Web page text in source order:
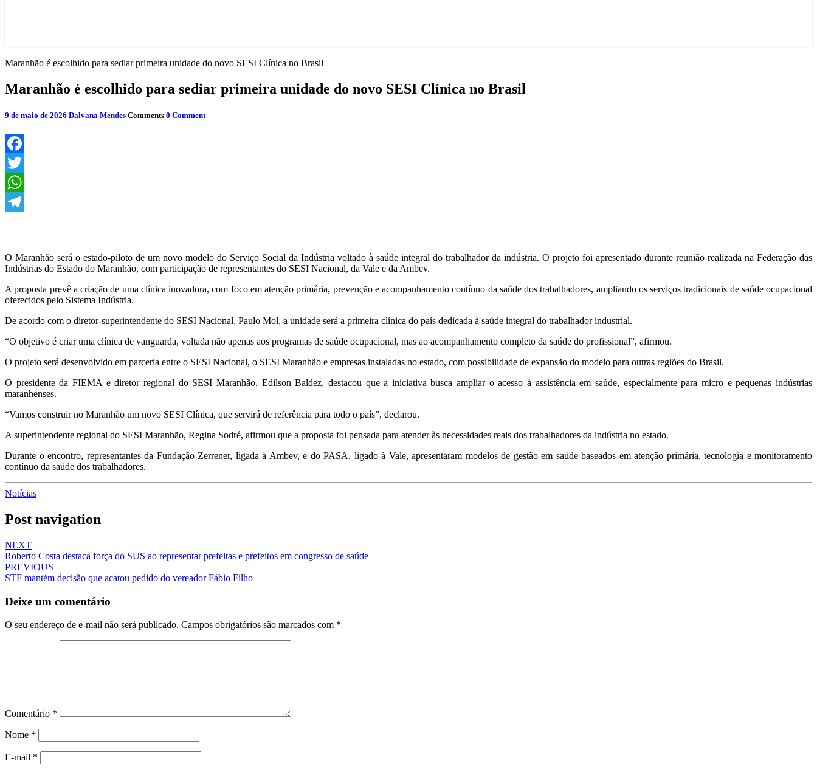
Maranhão é escolhido para sediar primeira unidade do novo SESI Clínica no Brasil
Maranhão é escolhido para sediar primeira unidade do novo SESI Clínica no Brasil
9 de maio de 2026 Dalvana Mendes Comments 0 Comment
Facebook
Twitter
WhatsApp
O Maranhão será o estado-piloto de um novo modelo do Serviço Social da Indústria voltado à saúde integral do trabalhador da indústria. O projeto foi apresentado durante reunião realizada na Federação das
Indústrias do Estado do Maranhão, com participação de representantes do SESI Nacional, da Vale e da Ambev.
A proposta prevê a criação de uma clínica inovadora, com foco em atenção primária, prevenção e acompanhamento contínuo da saúde dos trabalhadores, ampliando os serviços tradicionais de saúde ocupacional
oferecidos pelo Sistema Indústria.
De acordo com o diretor-superintendente do SESI Nacional, Paulo Mol, a unidade será a primeira clínica do país dedicada à saúde integral do trabalhador industrial.
“O objetivo é criar uma clínica de vanguarda, voltada não apenas aos programas de saúde ocupacional, mas ao acompanhamento completo da saúde do profissional”, afirmou.
O projeto será desenvolvido em parceria entre o SESI Nacional, o SESI Maranhão e empresas instaladas no estado, com possibilidade de expansão do modelo para outras regiões do Brasil.
O presidente da FIEMA e diretor regional do SESI Maranhão, Edilson Baldez, destacou que a iniciativa busca ampliar o acesso à assistência em saúde, especialmente para micro e pequenas indústrias
maranhenses.
“Vamos construir no Maranhão um novo SESI Clínica, que servirá de referência para todo o país”, declarou.
A superintendente regional do SESI Maranhão, Regina Sodré, afirmou que a proposta foi pensada para atender às necessidades reais dos trabalhadores da indústria no estado.
Durante o encontro, representantes da Fundação Zerrener, ligada à Ambev, e do PASA, ligado à Vale, apresentaram modelos de gestão em saúde baseados em atenção primária, tecnologia e monitoramento
contínuo da saúde dos trabalhadores.
Notícias
Post navigation
NEXT
Roberto Costa destaca força do SUS ao representar prefeitas e prefeitos em congresso de saúde
PREVIOUS
STF mantém decisão que acatou pedido do vereador Fábio Filho
Deixe um comentário
O seu endereço de e-mail não será publicado. Campos obrigatórios são marcados com *
Comentário *
Nome *
E-mail *